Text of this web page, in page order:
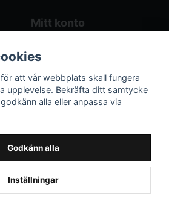
Mitt konto
Registrera dig
Våra räkneverktyg
Hönsgårdsräknare
att vår webbplats skall fungera
upplevelse. Bekräfta ditt samtycke
alla eller anpassa via
Godkänn alla
Inställningar